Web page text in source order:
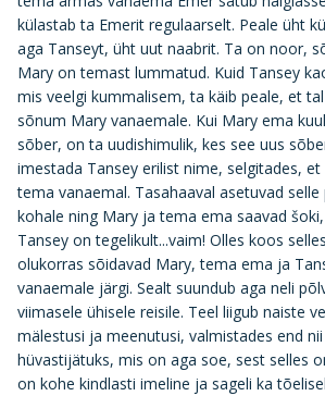
külastab ta Emerit regulaarselt. Peale üht
aga Tanseyt, üht uut naabrit. Ta on noor,
Mary on temast lummatud. Kuid Tansey
mis veelgi kummalisem, ta käib peale, et
sõnum Mary vanaemale. Kui Mary ema
sõber, on ta uudishimulik, kes see uus
imestada Tansey erilist nime, selgitades,
tema vanaemal. Tasahaaval asetuvad
kohale ning Mary ja tema ema saavad
Tansey on tegelikult...vaim! Olles koos
olukorras sõidavad Mary, tema ema ja
vanaemale järgi. Sealt suundub aga neli
viimasele ühisele reisile. Teel liigub naiste
mälestusi ja meenutusi, valmistades end
hüvastijätuks, mis on aga soe, sest selles
on kohe kindlasti imeline ja sageli ka